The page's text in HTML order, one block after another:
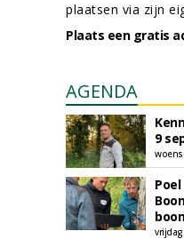
plaatsen via zijn
Plaats een gratis
AGENDA
9